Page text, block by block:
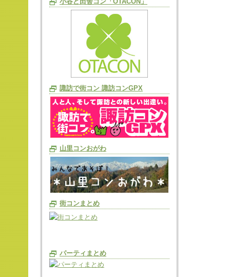
諏訪で街コン 諏訪コンGPX
山里コンおがわ
街コンまとめ
パーティまとめ